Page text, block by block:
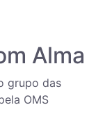
Alma
grupo das
OMS